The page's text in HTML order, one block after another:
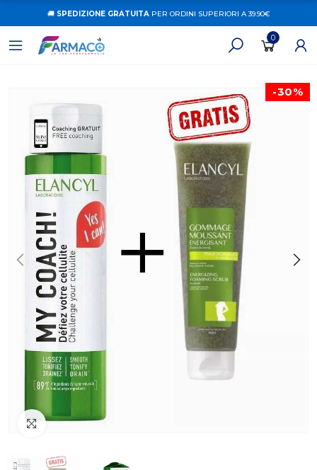
🚚 SPEDIZIONE GRATUITAPER ORDINI SUPERIORI A 39.90€
0
-30%
Click to enlarge